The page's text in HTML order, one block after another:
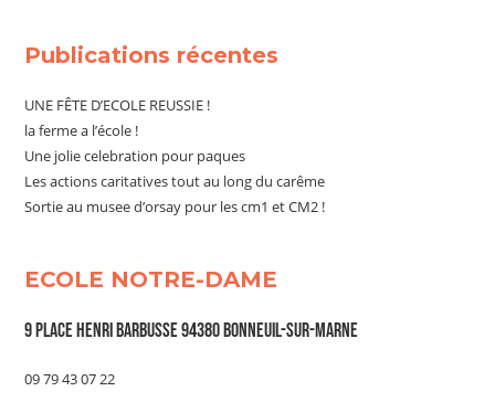
Publications récentes
UNE FÊTE D’ECOLE REUSSIE !
la ferme a l’école !
Une jolie celebration pour paques
Les actions caritatives tout au long du carême
Sortie au musee d’orsay pour les cm1 et CM2 !
ECOLE NOTRE-DAME
9 Place Henri Barbusse 94380 Bonneuil-sur-Marne
09 79 43 07 22